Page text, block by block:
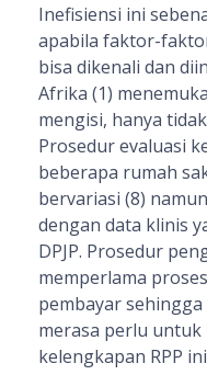
Inefisiensi ini
apabila faktor-
bisa dikenali dan
Afrika (1)
mengisi, hanya
Prosedur evaluasi
beberapa rumah
bervariasi (8)
dengan data klinis
DPJP. Prosedur
memperlama
pembayar
merasa perlu
kelengkapan RPP